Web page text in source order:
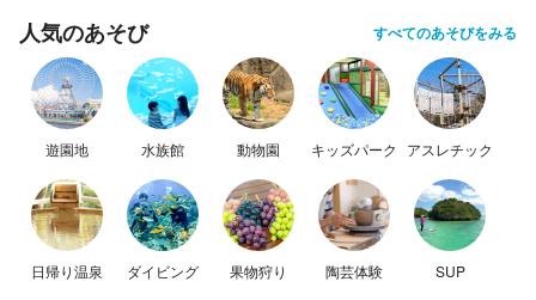
人気のあそび すべてのあそびをみる
遊園地 水族館 動物園 キッズパーク アスレチック
日帰り温泉 ダイビング 果物狩り 陶芸体験 SUP